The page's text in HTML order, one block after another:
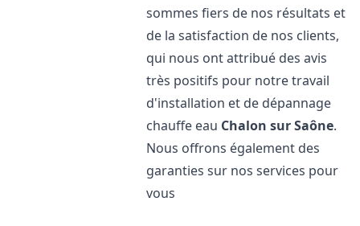
sommes fiers de nos résultats et
de la satisfaction de nos clients,
qui nous ont attribué des avis
très positifs pour notre travail
d'installation et de dépannage
chauffe eau Chalon sur Saône.
Nous offrons également des
garanties sur nos services pour
vous